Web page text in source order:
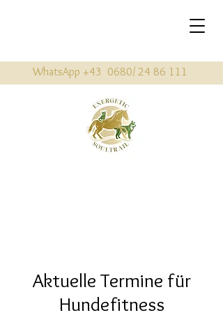
WhatsApp +43 0680/ 24 86 111
Aktuelle Termine für
Hundefitness